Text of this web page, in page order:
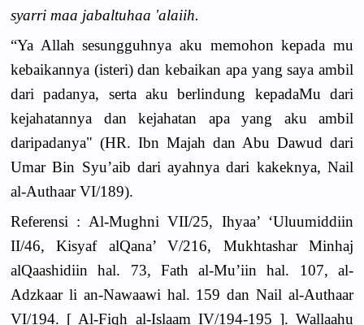
syarri maa jabaltuhaa 'alaiih.
“Ya Allah sesungguhnya aku memohon kepada mu
kebaikannya (isteri) dan kebaikan apa yang saya ambil
dari padanya, serta aku berlindung kepadaMu dari
kejahatannya dan kejahatan apa yang aku ambil
daripadanya" (HR. Ibn Majah dan Abu Dawud dari
Umar Bin Syu’aib dari ayahnya dari kakeknya, Nail
al-Authaar VI/189).
Referensi : Al-Mughni VII/25, Ihyaa’ ‘Uluumiddiin
II/46, Kisyaf alQana’ V/216, Mukhtashar Minhaj
alQaashidiin hal. 73, Fath al-Mu’iin hal. 107, al-
Adzkaar li an-Nawaawi hal. 159 dan Nail al-Authaar
VI/194. [ Al-Fiqh al-Islaam IV/194-195 ]. Wallaahu